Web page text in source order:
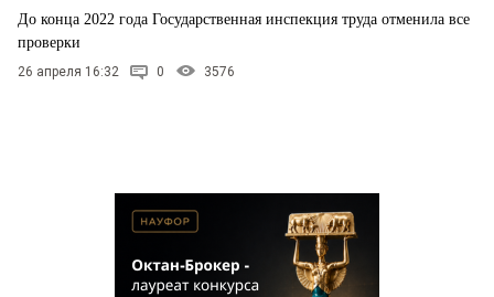
До конца 2022 года Государственная инспекция труда отменила все
проверки
26 апреля 16:32 0 3576